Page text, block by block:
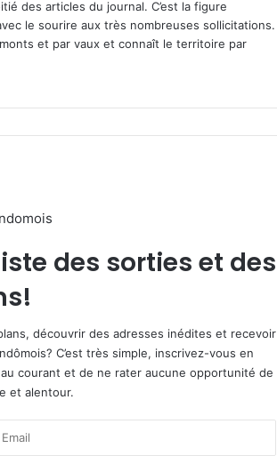
des articles du journal. C’est la figure
le sourire aux très nombreuses sollicitations.
et par vaux et connaît le territoire par
des sorties et des
découvrir des adresses inédites et recevoir
C’est très simple, inscrivez-vous en
courant et de ne rater aucune opportunité de
et alentour.